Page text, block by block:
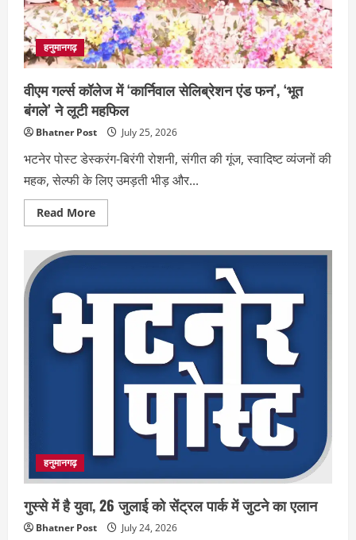
हनुमानगढ़
वीएम गर्ल्स कॉलेज में ‘कार्निवाल सेलिब्रेशन एंड फन’, ‘भूत
बंगले’ ने लूटी महफिल
Bhatner Post July 25, 2026
भटनेर पोस्ट डेस्करंग-बिरंगी रोशनी, संगीत की गूंज, स्वादिष्ट व्यंजनों की
महक, सेल्फी के लिए उमड़ती भीड़ और...
Read MoreRead
more
गर्ल्स
‘कार्निवाल
सेलिब्रेशन
हनुमानगढ़
गुस्से में है युवा, 26 जुलाई को सेंट्रल पार्क में जुटने का एलान
Bhatner Post July 24, 2026